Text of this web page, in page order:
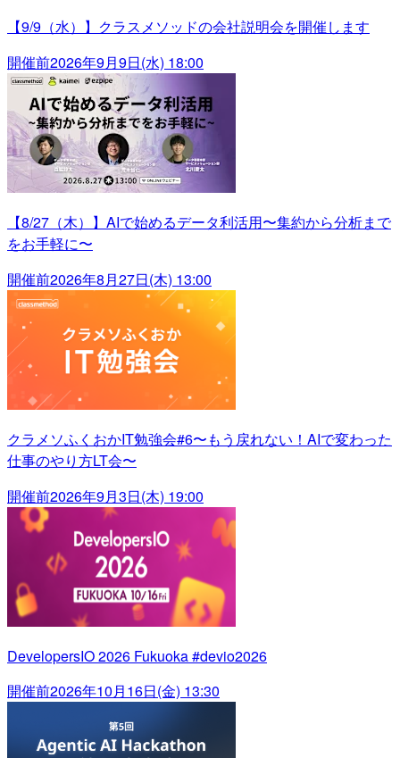
【9/9（水）】クラスメソッドの会社説明会を開催します
開催前2026年9月9日(水) 18:00
【8/27（木）】AIで始めるデータ利活用〜集約から分析まで
をお手軽に〜
開催前2026年8月27日(木) 13:00
クラメソふくおかIT勉強会#6〜もう戻れない！AIで変わった
仕事のやり方LT会〜
開催前2026年9月3日(木) 19:00
DevelopersIO 2026 Fukuoka #devio2026
開催前2026年10月16日(金) 13:30